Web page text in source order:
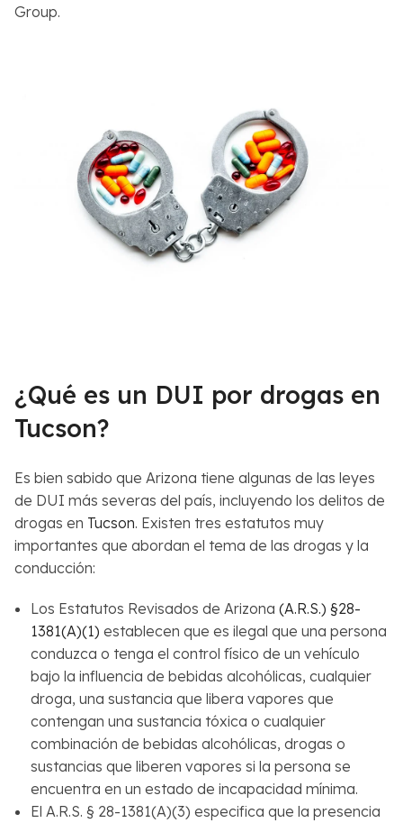
Group.
¿Qué es un DUI por drogas en
Tucson?
Es bien sabido que Arizona tiene algunas de las leyes
de DUI más severas del país, incluyendo los delitos de
drogas en Tucson. Existen tres estatutos muy
importantes que abordan el tema de las drogas y la
conducción:
Los Estatutos Revisados ​​de Arizona (A.R.S.) §28-
1381(A)(1) establecen que es ilegal que una persona
conduzca o tenga el control físico de un vehículo
bajo la influencia de bebidas alcohólicas, cualquier
droga, una sustancia que libera vapores que
contengan una sustancia tóxica o cualquier
combinación de bebidas alcohólicas, drogas o
sustancias que liberen vapores si la persona se
encuentra en un estado de incapacidad mínima.
El A.R.S. § 28-1381(A)(3) especifica que la presencia